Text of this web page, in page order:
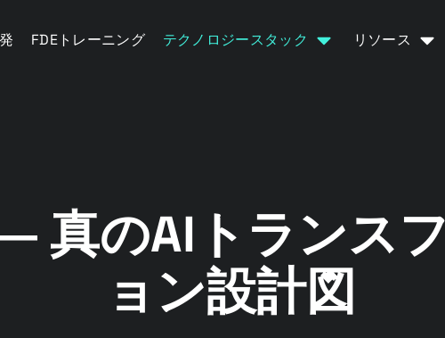
FDEトレーニング テクノロジースタック リソース
真のAIトランス
ョン設計図